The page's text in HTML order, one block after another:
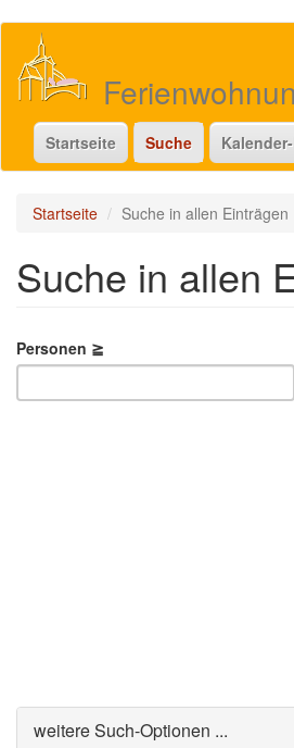
Direkt
Inhalt
Startseite Suche
Startseite Suche in allen Einträgen
Suche in allen
Personen ≧
Ausblenden
weitere Such-Optionen ...